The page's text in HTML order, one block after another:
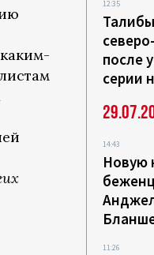
12:35
после
серии
14:43
Новую
11:26